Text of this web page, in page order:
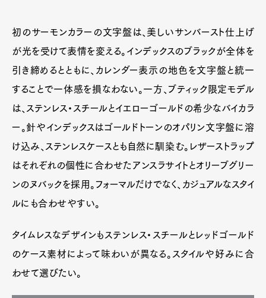
初のサーモンカラーの文字盤は、美しいサンバースト仕上げ
が光を受けて表情を変える。インデックスのブラックが全体を
引き締めるとともに、カレンダー表示の地色を文字盤と統一
することで一体感を損なわない。一方、ブティック限定モデル
は、ステンレス・スチールとイエローゴールドの希少なバイカラ
ー。針やインデックスはゴールドトーンのオパリン文字盤に溶
け込み、ステンレスケースとも自然に馴染む。レザーストラップ
はそれぞれの個性に合わせたアンスラサイトとオリーブグリー
ンのヌバックを採用。フォーマルだけでなく、カジュアルなスタイ
ルにも合わせやすい。
タイムレスなデザインもステンレス・スチールとレッドゴールド
のケース素材によって味わいが異なる。スタイルや好みに合
わせて選びたい。